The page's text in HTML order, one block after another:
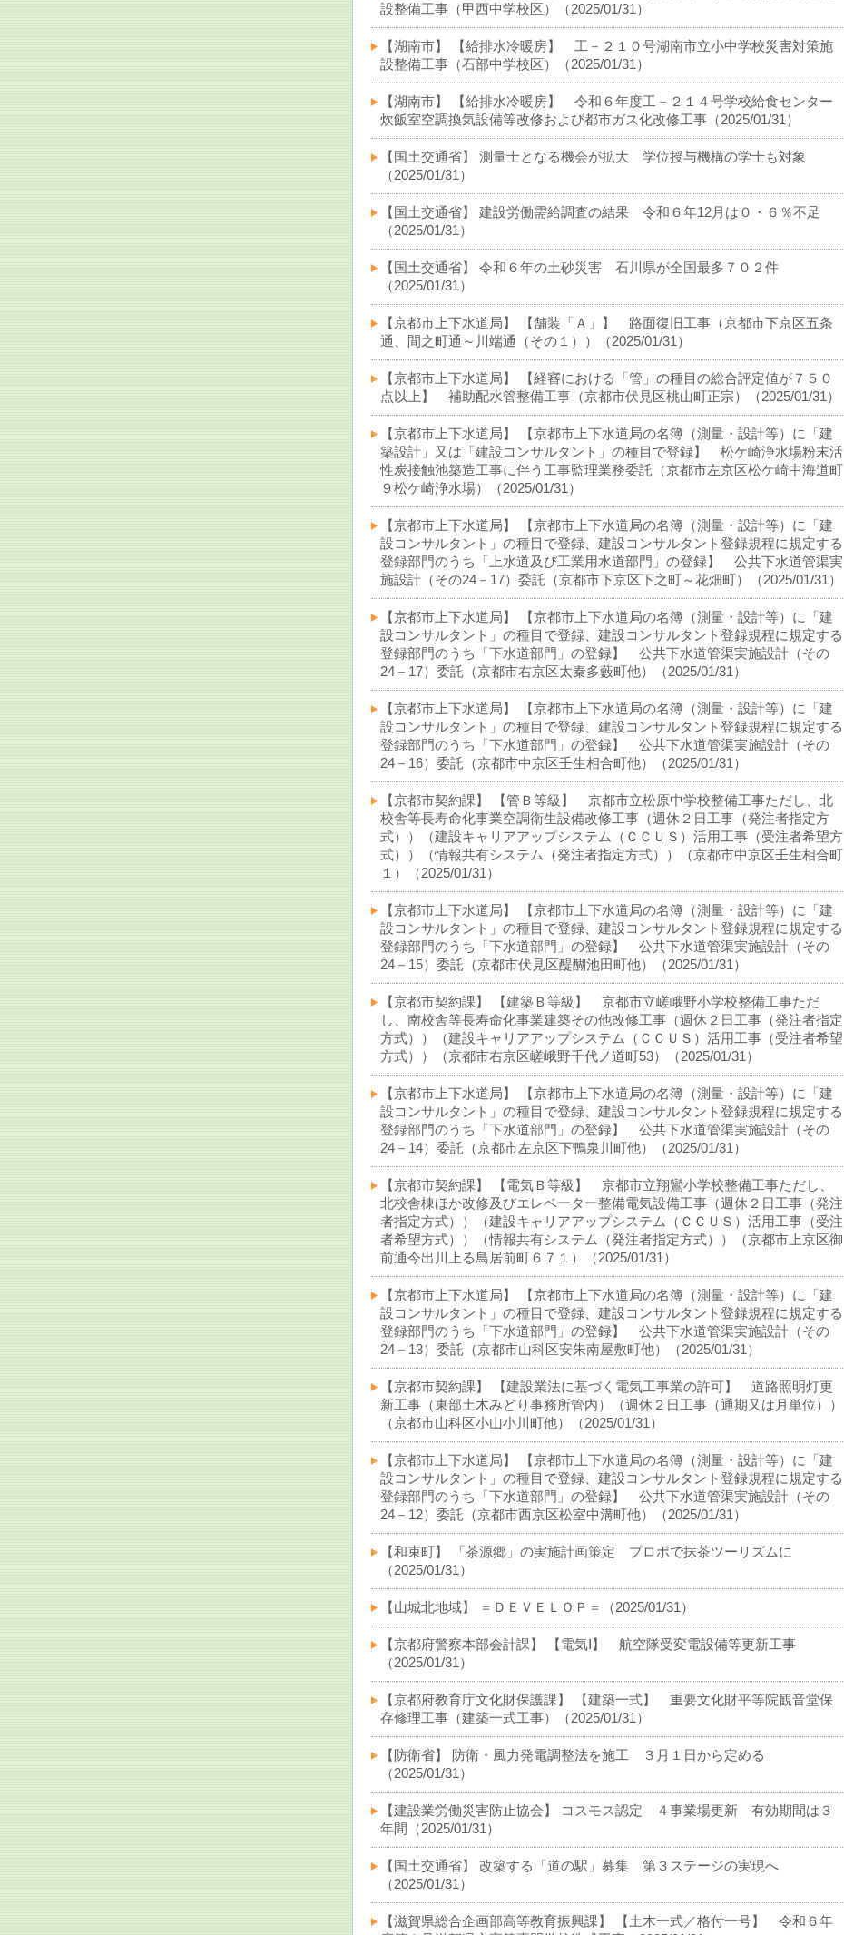
設整備工事（甲西中学校区）（2025/01/31）
【湖南市】 【給排水冷暖房】 工－２１０号湖南市立小中学校災害対策施
設整備工事（石部中学校区）（2025/01/31）
【湖南市】 【給排水冷暖房】 令和６年度工－２１４号学校給食センター
炊飯室空調換気設備等改修および都市ガス化改修工事（2025/01/31）
【国土交通省】 測量士となる機会が拡大 学位授与機構の学士も対象
（2025/01/31）
【国土交通省】 建設労働需給調査の結果 令和６年12月は０・６％不足
（2025/01/31）
【国土交通省】 令和６年の土砂災害 石川県が全国最多７０２件
（2025/01/31）
【京都市上下水道局】 【舗装「Ａ」】 路面復旧工事（京都市下京区五条
通、間之町通～川端通（その１））（2025/01/31）
【京都市上下水道局】 【経審における「管」の種目の総合評定値が７５０
点以上】 補助配水管整備工事（京都市伏見区桃山町正宗）（2025/01/31）
【京都市上下水道局】 【京都市上下水道局の名簿（測量・設計等）に「建
築設計」又は「建設コンサルタント」の種目で登録】 松ケ崎浄水場粉末活
性炭接触池築造工事に伴う工事監理業務委託（京都市左京区松ケ崎中海道町
９松ケ崎浄水場）（2025/01/31）
【京都市上下水道局】 【京都市上下水道局の名簿（測量・設計等）に「建
設コンサルタント」の種目で登録、建設コンサルタント登録規程に規定する
登録部門のうち「上水道及び工業用水道部門」の登録】 公共下水道管渠実
施設計（その24－17）委託（京都市下京区下之町～花畑町）（2025/01/31）
【京都市上下水道局】 【京都市上下水道局の名簿（測量・設計等）に「建
設コンサルタント」の種目で登録、建設コンサルタント登録規程に規定する
登録部門のうち「下水道部門」の登録】 公共下水道管渠実施設計（その
24－17）委託（京都市右京区太秦多藪町他）（2025/01/31）
【京都市上下水道局】 【京都市上下水道局の名簿（測量・設計等）に「建
設コンサルタント」の種目で登録、建設コンサルタント登録規程に規定する
登録部門のうち「下水道部門」の登録】 公共下水道管渠実施設計（その
24－16）委託（京都市中京区壬生相合町他）（2025/01/31）
【京都市契約課】 【管Ｂ等級】 京都市立松原中学校整備工事ただし、北
校舎等長寿命化事業空調衛生設備改修工事（週休２日工事（発注者指定方
式））（建設キャリアアップシステム（ＣＣＵＳ）活用工事（受注者希望方
式））（情報共有システム（発注者指定方式））（京都市中京区壬生相合町
１）（2025/01/31）
【京都市上下水道局】 【京都市上下水道局の名簿（測量・設計等）に「建
設コンサルタント」の種目で登録、建設コンサルタント登録規程に規定する
登録部門のうち「下水道部門」の登録】 公共下水道管渠実施設計（その
24－15）委託（京都市伏見区醍醐池田町他）（2025/01/31）
【京都市契約課】 【建築Ｂ等級】 京都市立嵯峨野小学校整備工事ただ
し、南校舎等長寿命化事業建築その他改修工事（週休２日工事（発注者指定
方式））（建設キャリアアップシステム（ＣＣＵＳ）活用工事（受注者希望
方式））（京都市右京区嵯峨野千代ノ道町53）（2025/01/31）
【京都市上下水道局】 【京都市上下水道局の名簿（測量・設計等）に「建
設コンサルタント」の種目で登録、建設コンサルタント登録規程に規定する
登録部門のうち「下水道部門」の登録】 公共下水道管渠実施設計（その
24－14）委託（京都市左京区下鴨泉川町他）（2025/01/31）
【京都市契約課】 【電気Ｂ等級】 京都市立翔鸞小学校整備工事ただし、
北校舎棟ほか改修及びエレベーター整備電気設備工事（週休２日工事（発注
者指定方式））（建設キャリアアップシステム（ＣＣＵＳ）活用工事（受注
者希望方式））（情報共有システム（発注者指定方式））（京都市上京区御
前通今出川上る鳥居前町６７１）（2025/01/31）
【京都市上下水道局】 【京都市上下水道局の名簿（測量・設計等）に「建
設コンサルタント」の種目で登録、建設コンサルタント登録規程に規定する
登録部門のうち「下水道部門」の登録】 公共下水道管渠実施設計（その
24－13）委託（京都市山科区安朱南屋敷町他）（2025/01/31）
【京都市契約課】 【建設業法に基づく電気工事業の許可】 道路照明灯更
新工事（東部土木みどり事務所管内）（週休２日工事（通期又は月単位））
（京都市山科区小山小川町他）（2025/01/31）
【京都市上下水道局】 【京都市上下水道局の名簿（測量・設計等）に「建
設コンサルタント」の種目で登録、建設コンサルタント登録規程に規定する
登録部門のうち「下水道部門」の登録】 公共下水道管渠実施設計（その
24－12）委託（京都市西京区松室中溝町他）（2025/01/31）
【和束町】 「茶源郷」の実施計画策定 プロポで抹茶ツーリズムに
（2025/01/31）
【山城北地域】 ＝ＤＥＶＥＬＯＰ＝（2025/01/31）
【京都府警察本部会計課】 【電気Ⅰ】 航空隊受変電設備等更新工事
（2025/01/31）
【京都府教育庁文化財保護課】 【建築一式】 重要文化財平等院観音堂保
存修理工事（建築一式工事）（2025/01/31）
【防衛省】 防衛・風力発電調整法を施工 ３月１日から定める
（2025/01/31）
【建設業労働災害防止協会】 コスモス認定 ４事業場更新 有効期間は３
年間（2025/01/31）
【国土交通省】 改築する「道の駅」募集 第３ステージの実現へ
（2025/01/31）
【滋賀県総合企画部高等教育振興課】 【土木一式／格付一号】 令和６年